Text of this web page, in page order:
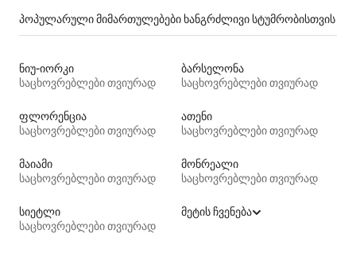
პოპულარული მიმართულებები ხანგრძლივი სტუმრობისთვის
ნიუ-იორკი
საცხოვრებლები თვიურად
ბარსელონა
საცხოვრებლები თვიურად
ფლორენცია
საცხოვრებლები თვიურად
ათენი
საცხოვრებლები თვიურად
მაიამი
საცხოვრებლები თვიურად
მონრეალი
საცხოვრებლები თვიურად
სიეტლი
საცხოვრებლები თვიურად
მეტის ჩვენება